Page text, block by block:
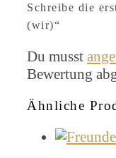
Schreibe die
(wir)“
Du musst
Bewertung
Ähnliche